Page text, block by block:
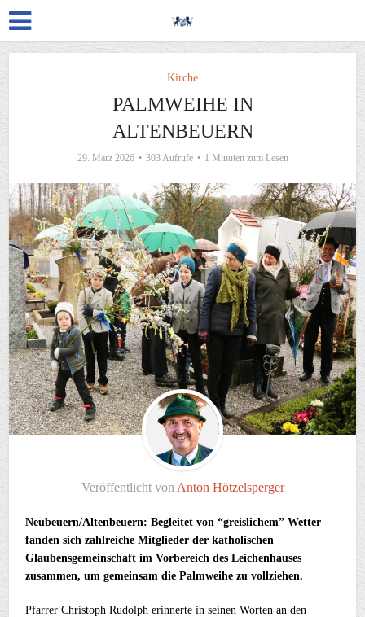
Kirche
PALMWEIHE IN
ALTENBEUERN
29. März 2026 303 Aufrufe 1 Minuten zum Lesen
Veröffentlicht von Anton Hötzelsperger
Neubeuern/Altenbeuern: Begleitet von “greislichem” Wetter
fanden sich zahlreiche Mitglieder der katholischen
Glaubensgemeinschaft im Vorbereich des Leichenhauses
zusammen, um gemeinsam die Palmweihe zu vollziehen.
Pfarrer Christoph Rudolph erinnerte in seinen Worten an den